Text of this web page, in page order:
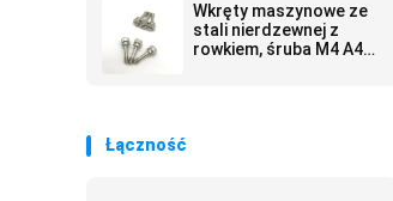
Wkręty maszynowe ze
stali nierdzewnej z
rowkiem, śruba M4 A4-
Łączność